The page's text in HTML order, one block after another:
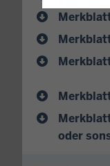
oder